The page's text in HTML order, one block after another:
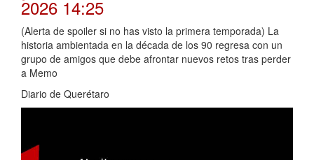
2026 14:25
(Alerta de spoiler si no has visto la primera temporada) La
historia ambientada en la década de los 90 regresa con un
grupo de amigos que debe afrontar nuevos retos tras perder
a Memo
Diario de Querétaro